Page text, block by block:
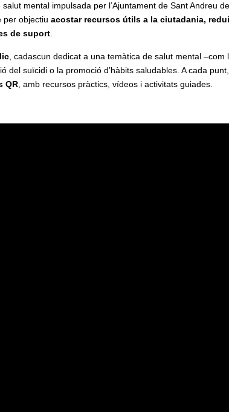
mental impulsada per l’Ajuntament de Sant Andreu de
per objectiu acostar recursos útils a la ciutadania,
de suport
, cadascun dedicat a una temàtica de salut mental –com
del suïcidi o la promoció d’hàbits saludables. A cada
QR , amb recursos pràctics, vídeos i activitats guiades.